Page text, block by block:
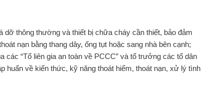
dỡ thông thường và thiết bị chữa cháy cần thiết, bảo đảm
nạn bằng thang dây, ống tụt hoặc sang nhà bên cạnh;
các “Tổ liên gia an toàn về PCCC” và tổ trưởng các tổ dân
huấn về kiến thức, kỹ năng thoát hiểm, thoát nạn, xử lý tình